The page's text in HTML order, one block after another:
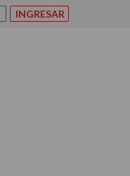
INGRESAR